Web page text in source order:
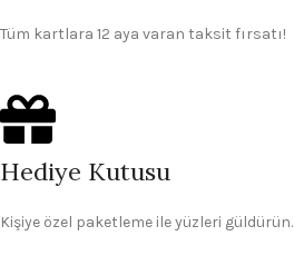
Tüm kartlara 12 aya varan taksit fırsatı!
Hediye Kutusu
Kişiye özel paketleme ile yüzleri güldürün.